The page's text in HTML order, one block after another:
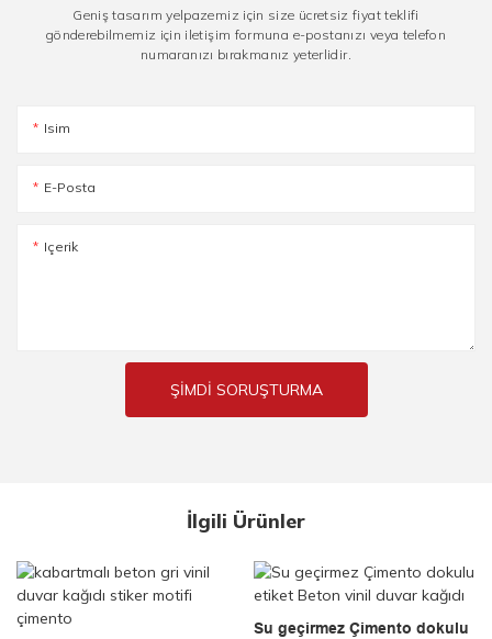
Geniş tasarım yelpazemiz için size ücretsiz fiyat teklifi
gönderebilmemiz için iletişim formuna e-postanızı veya telefon
numaranızı bırakmanız yeterlidir.
Isim
E-Posta
Içerik
ŞIMDI SORUŞTURMA
İlgili Ürünler
Su geçirmez Çimento dokulu